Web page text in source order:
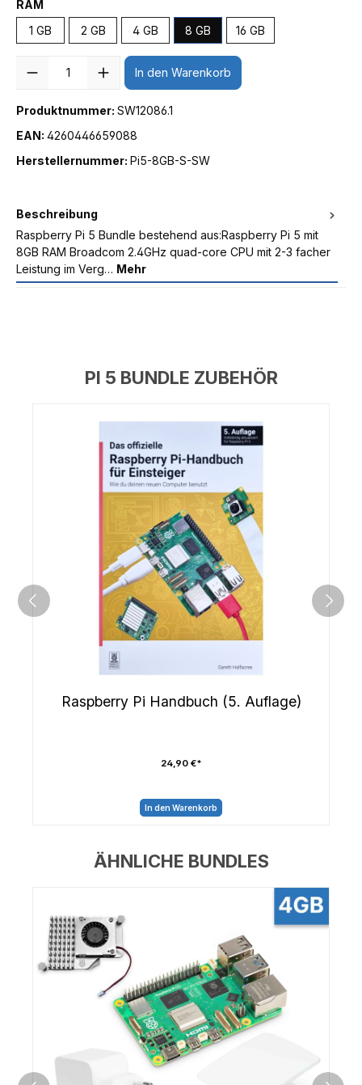
RAM
1 GB
2 GB 4 GB 8 GB 16 GB
In den Warenkorb
Produktnummer: SW12086.1
EAN: 4260446659088
Herstellernummer: Pi5-8GB-S-SW
Beschreibung
Raspberry Pi 5 Bundle bestehend aus:Raspberry Pi 5 mit
8GB RAM Broadcom 2.4GHz quad-core CPU mit 2-3 facher
Leistung im Verg… Mehr
PI 5 BUNDLE ZUBEHÖR
Raspberry Pi Handbuch (5. Auflage)
24,90 €*
In den Warenkorb
ÄHNLICHE BUNDLES